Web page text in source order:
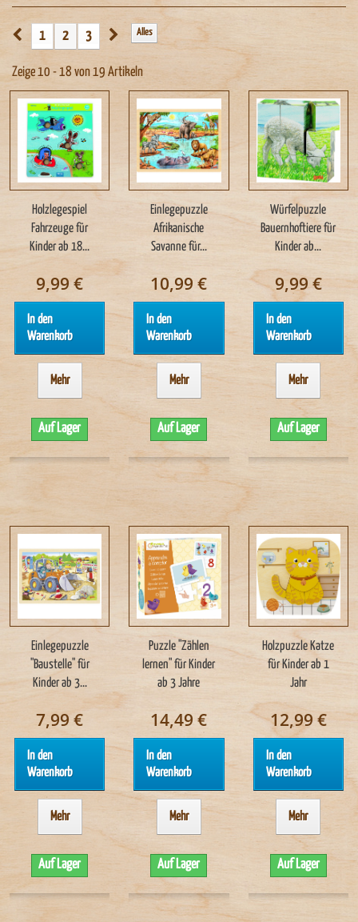
Alles
1 2 3
Zeige 10 - 18 von 19 Artikeln
Holzlegespiel
Fahrzeuge für
Kinder ab 18...
9,99 €
In den
Warenkorb
Mehr
Auf Lager
Einlegepuzzle
Afrikanische
Savanne für...
10,99 €
In den
Warenkorb
Mehr
Auf Lager
Würfelpuzzle
Bauernhoftiere für
Kinder ab...
9,99 €
In den
Warenkorb
Mehr
Auf Lager
Einlegepuzzle
"Baustelle" für
Kinder ab 3...
7,99 €
In den
Warenkorb
Mehr
Auf Lager
Puzzle "Zählen
lernen" für Kinder
ab 3 Jahre
14,49 €
In den
Warenkorb
Mehr
Auf Lager
Holzpuzzle Katze
für Kinder ab 1
Jahr
12,99 €
In den
Warenkorb
Mehr
Auf Lager